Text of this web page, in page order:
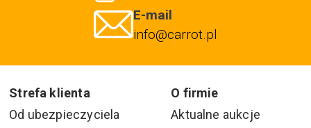
E-mail
info@carrot.pl
Strefa klienta
O firmie
Od ubezpieczyciela
Aktualne aukcje